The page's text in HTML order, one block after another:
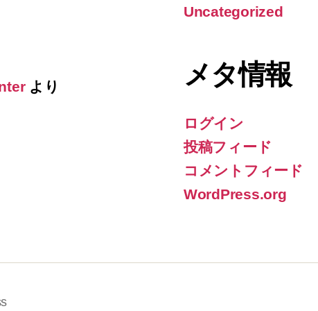
より
Uncategorized
メタ情報
ログイン
投稿フィード
コメントフィード
WordPress.org